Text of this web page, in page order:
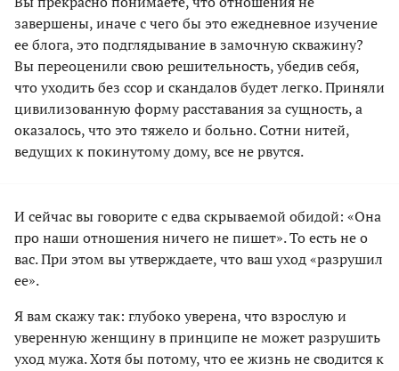
завершены, иначе с чего бы это ежедневное изучение
ее блога, это подглядывание в замочную скважину?
Вы переоценили свою решительность, убедив себя,
что уходить без ссор и скандалов будет легко. Приняли
цивилизованную форму расставания за сущность, а
оказалось, что это тяжело и больно. Сотни нитей,
ведущих к покинутому дому, все не рвутся.
И сейчас вы говорите с едва скрываемой обидой: «Она
про наши отношения ничего не пишет». То есть не о
вас. При этом вы утверждаете, что ваш уход «разрушил
ее».
Я вам скажу так: глубоко уверена, что взрослую и
уверенную женщину в принципе не может разрушить
уход мужа. Хотя бы потому, что ее жизнь не сводится к